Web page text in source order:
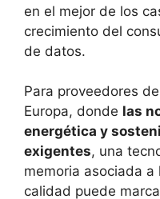
en el mejor de los
crecimiento del
de datos.
Para proveedores
Europa, donde las
energética y
exigentes, una
memoria asociada a
calidad puede